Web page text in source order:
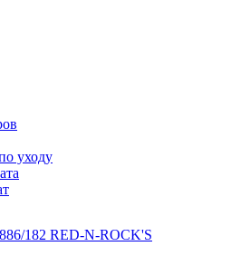
уходу
182 RED-N-ROCK'S